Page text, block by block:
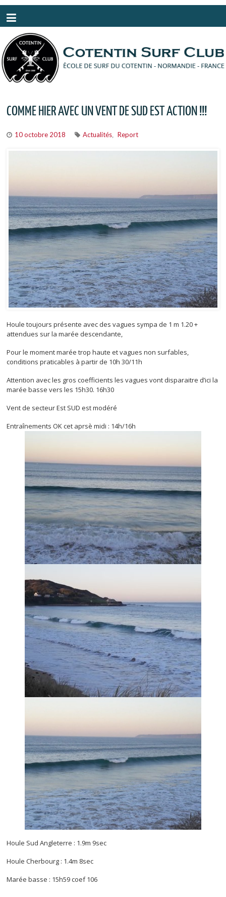
COMME HIER AVEC UN VENT DE SUD EST ACTION !!!
10 octobre 2018 Actualités Report
Houle toujours présente avec des vagues sympa de 1 m 1.20 +
attendues sur la marée descendante,
Pour le moment marée trop haute et vagues non surfables,
conditions praticables à partir de 10h 30/11h
Attention avec les gros coefficients les vagues vont disparaitre d’ici la
marée basse vers les 15h30. 16h30
Vent de secteur Est SUD est modéré
Entraînements OK cet aprsè midi : 14h/16h
Houle Sud Angleterre : 1.9m 9sec
Houle Cherbourg : 1.4m 8sec
Marée basse : 15h59 coef 106
Panneau de gestion des cookies